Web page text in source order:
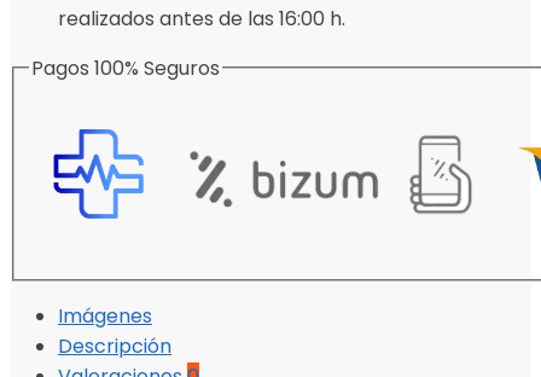
realizados antes de las 16:00 h.
Pagos 100% Seguros
Imágenes
Descripción